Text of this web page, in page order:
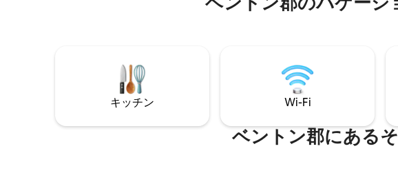
ルのダウンタウンまで20分の静かなエリ
所のお手伝いをさせていただきます。滞
在中は、Jennyさんが個人的にキュレーシ
ョンしたホームデコレーションのコレク
ションなどを、Marrs Mercantileまたは
Marrs on Mainでご覧ください！
宿泊できます。この家には、
には、より多くの座席と焚き
ます。ガレージはダーツ、シ
ード、リングトス、卓球台
キッチン Wi-Fi
ベントン郡にある